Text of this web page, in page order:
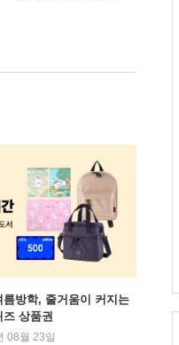
방학, 줄거움이 커지는
상품권
08월 23일